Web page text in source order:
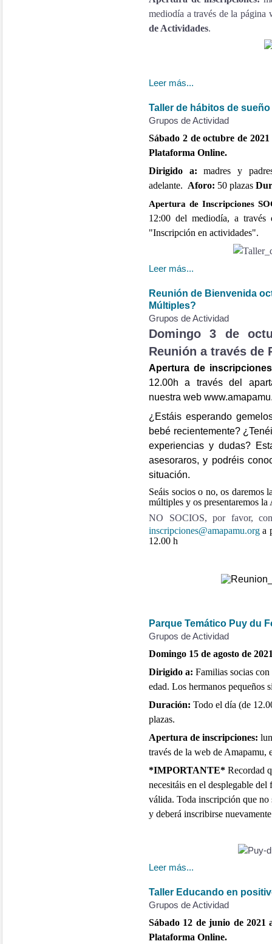
mediodía a través de la
de Actividades.
Leer más...
Taller de hábitos de
Grupos de Actividad
Sábado 2 de octubre de
Plataforma Online.
Dirigido a: madres y
adelante. Aforo: 50 plazas
Apertura de Inscripciones
12:00 del mediodía, a
"Inscripción en actividades".
Leer más...
Reunión de Bienvenida
Múltiples?
Grupos de Actividad
Domingo 3 de
Reunión a través de
Apertura de
12.00h a través del
nuestra web
¿Estáis esperando
bebé recientemente?
experiencias y dudas?
asesoraros, y podréis
situación.
Seáis socios o no, os daremos
múltiples y os presentaremos la
NO SOCIOS, por favor,
inscripciones@amapamu.org a
12.00 h
Parque Temático Puy du
Grupos de Actividad
Domingo 15 de agosto de
Dirigido a: Familias socias
edad. Los hermanos pequeños
Duración: Todo el día (de
plazas.
Apertura de inscripciones:
través de la web de
*IMPORTANTE* Recordad
necesitáis en el desplegable
válida. Toda inscripción que no
y deberá inscribirse
Leer más...
Taller Educando en
Grupos de Actividad
Sábado 12 de junio de
Plataforma Online.